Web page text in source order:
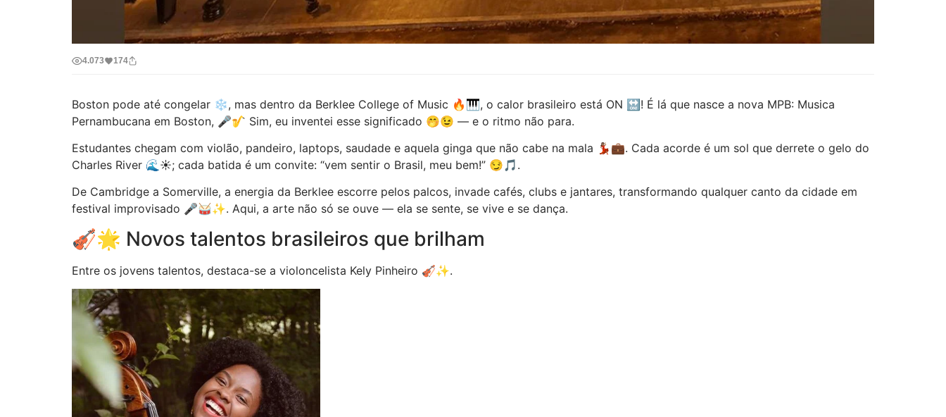
4.073 174
Boston pode até congelar ❄️, mas dentro da Berklee College of Music 🔥🎹, o calor brasileiro está ON 🔛! É lá que nasce a nova MPB: Musica
Pernambucana em Boston, 🎤🎷 Sim, eu inventei esse significado 🤭😉 — e o ritmo não para.
Estudantes chegam com violão, pandeiro, laptops, saudade e aquela ginga que não cabe na mala 💃🏽💼. Cada acorde é um sol que derrete o gelo do
Charles River 🌊☀️; cada batida é um convite: “vem sentir o Brasil, meu bem!” 😏🎵.
De Cambridge a Somerville, a energia da Berklee escorre pelos palcos, invade cafés, clubs e jantares, transformando qualquer canto da cidade em
festival improvisado 🎤🥁✨. Aqui, a arte não só se ouve — ela se sente, se vive e se dança.
🎻🌟 Novos talentos brasileiros que brilham
Entre os jovens talentos, destaca-se a violoncelista Kely Pinheiro 🎻✨.